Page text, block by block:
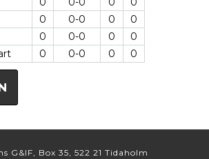
0 0-0 0
0
0 0-0 0
0
0 0-0 0 0
G&IF, Box 35, 522 21 Tidaholm